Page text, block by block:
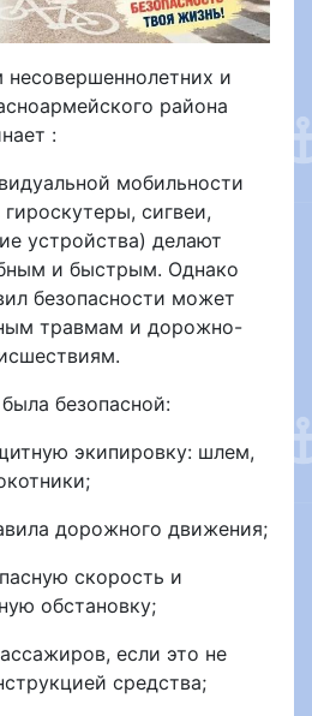
и
района
:
мобильности
сигвеи,
устройства) делают
и быстрым. Однако
безопасности может
травмам и дорожно-
безопасной:
экипировку: шлем,
дорожного движения;
скорость и
обстановку;
если это не
средства;